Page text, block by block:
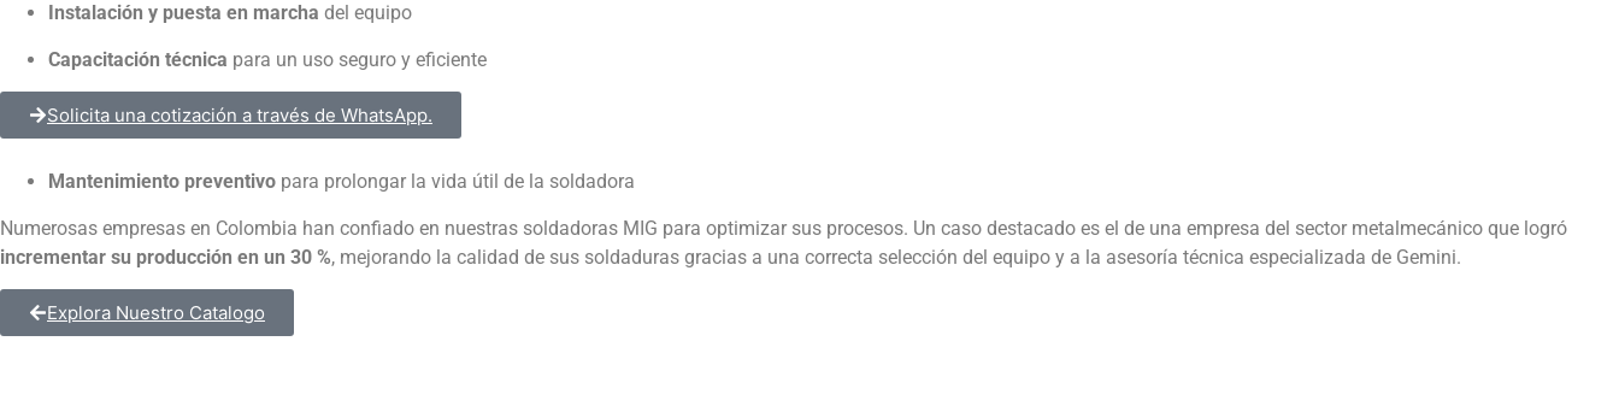
Instalación y puesta en marcha del equipo
Capacitación técnica para un uso seguro y eficiente
Solicita una cotización a través de WhatsApp.
Mantenimiento preventivo para prolongar la vida útil de la soldadora
Numerosas empresas en Colombia han confiado en nuestras soldadoras MIG para optimizar sus procesos. Un caso destacado es el de una empresa del sector metalmecánico que logró
incrementar su producción en un 30 %, mejorando la calidad de sus soldaduras gracias a una correcta selección del equipo y a la asesoría técnica especializada de Gemini.
Explora Nuestro Catalogo